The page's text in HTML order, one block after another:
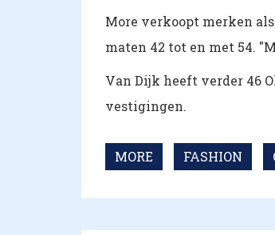
More verkoopt merken
maten 42 tot en met 54.
Van Dijk heeft verder 46
vestigingen.
MORE FASHION